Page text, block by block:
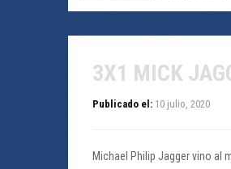
3X1 MICK
Publicado el: 10 julio, 2020
Michael Philip Jagger vino al